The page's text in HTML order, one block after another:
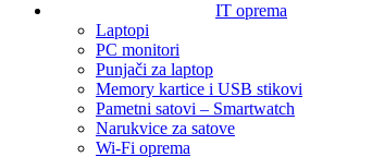
IT oprema
Laptopi
PC monitori
Punjači za laptop
Memory kartice i USB stikovi
Pametni satovi – Smartwatch
Narukvice za satove
Wi-Fi oprema